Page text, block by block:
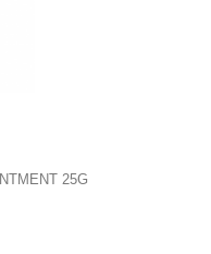
25G